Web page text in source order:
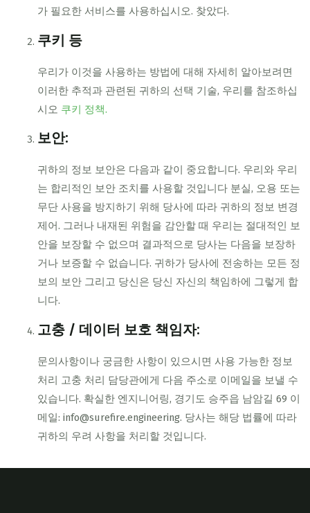
가 필요한 서비스를 사용하십시오. 찾았다.
쿠키 등
우리가 이것을 사용하는 방법에 대해 자세히 알아보려면
이러한 추적과 관련된 귀하의 선택 기술, 우리를 참조하십
시오 쿠키 정책.
보안:
귀하의 정보 보안은 다음과 같이 중요합니다. 우리와 우리
는 합리적인 보안 조치를 사용할 것입니다 분실, 오용 또는
무단 사용을 방지하기 위해 당사에 따라 귀하의 정보 변경
제어. 그러나 내재된 위험을 감안할 때 우리는 절대적인 보
안을 보장할 수 없으며 결과적으로 당사는 다음을 보장하
거나 보증할 수 없습니다. 귀하가 당사에 전송하는 모든 정
보의 보안 그리고 당신은 당신 자신의 책임하에 그렇게 합
니다.
고충 / 데이터 보호 책임자:
문의사항이나 궁금한 사항이 있으시면 사용 가능한 정보
처리 고충 처리 담당관에게 다음 주소로 이메일을 보낼 수
있습니다. 확실한 엔지니어링, 경기도 승주읍 남암길 69 이
메일: info@surefire.engineering. 당사는 해당 법률에 따라
귀하의 우려 사항을 처리할 것입니다.